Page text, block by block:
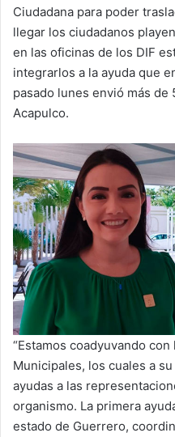
Ciudadana para poder
llegar los ciudadanos
en las oficinas de los DIF
integrarlos a la ayuda que
pasado lunes envió más de
Acapulco.
“Estamos coadyuvando
Municipales, los cuales a
ayudas a las
organismo. La primera
estado de Guerrero,